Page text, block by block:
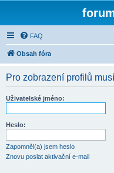
FAQ
Obsah fóra
Pro zobrazení profilů
Uživatelské jméno:
Heslo:
Zapomněl(a) jsem heslo
Znovu poslat aktivační e-mail